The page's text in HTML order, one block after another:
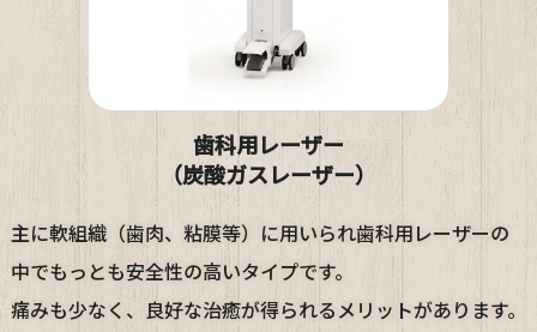
歯科用レーザー
（炭酸ガスレーザー）
主に軟組織（歯肉、粘膜等）に用いられ歯科用レーザーの
中でもっとも安全性の高いタイプです。
痛みも少なく、良好な治癒が得られるメリットがあります。